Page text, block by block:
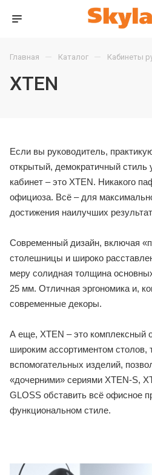
Главная — Каталог — Кабинеты
XTEN
Если вы руководитель,
открытый, демократичный стиль
кабинет – это XTEN. Никакого
официоза. Всё – для
достижения наилучших
Современный дизайн, включая
столешницы и широко
меру солидная толщина
25 мм. Отличная эргономика и,
современные декоры.
А еще, XTEN – это комплексный
широким ассортиментом
вспомогательных изделий,
«дочерними» сериями XTEN-S,
GLOSS обставить всё офисное
функциональном стиле.